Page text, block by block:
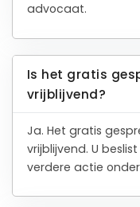
advocaat.
Is het gratis
vrijblijvend?
Ja. Het gratis
vrijblijvend. U
verdere actie